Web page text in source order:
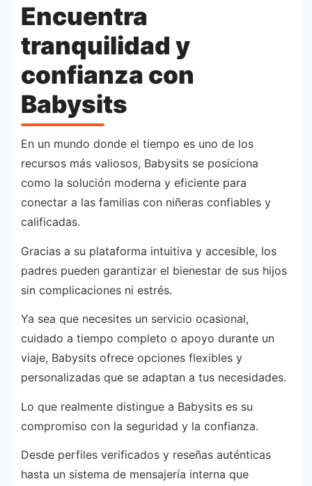
Encuentra
tranquilidad y
confianza con
Babysits
En un mundo donde el tiempo es uno de los
recursos más valiosos, Babysits se posiciona
como la solución moderna y eficiente para
conectar a las familias con niñeras confiables y
calificadas.
Gracias a su plataforma intuitiva y accesible, los
padres pueden garantizar el bienestar de sus hijos
sin complicaciones ni estrés.
Ya sea que necesites un servicio ocasional,
cuidado a tiempo completo o apoyo durante un
viaje, Babysits ofrece opciones flexibles y
personalizadas que se adaptan a tus necesidades.
Lo que realmente distingue a Babysits es su
compromiso con la seguridad y la confianza.
Desde perfiles verificados y reseñas auténticas
hasta un sistema de mensajería interna que